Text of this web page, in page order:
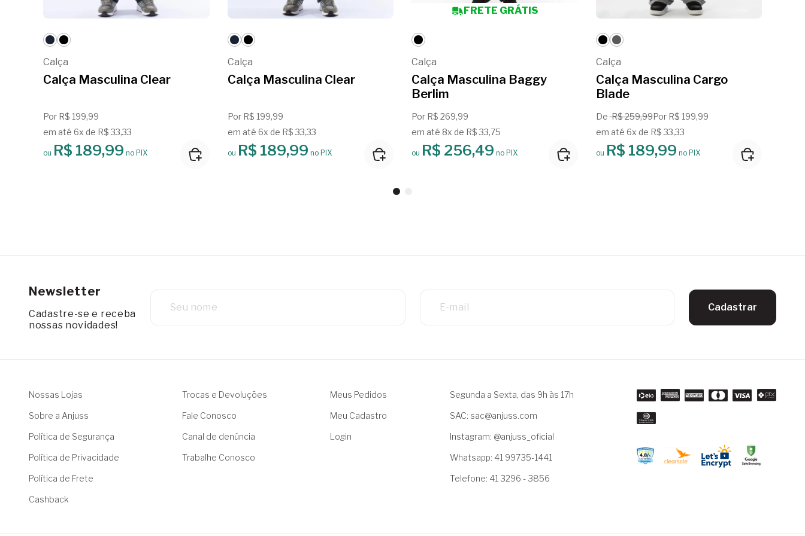
Calça
Calça Masculina Clear
Por R$ 199,99
em até 6x de R$ 33,33
ou R$ 189,99 no PIX
Calça
Calça Masculina Clear
Por R$ 199,99
em até 6x de R$ 33,33
ou R$ 189,99 no PIX
FRETE GRÁTIS
Calça
Calça Masculina Baggy
Berlim
Por R$ 269,99
em até 8x de R$ 33,75
ou R$ 256,49 no PIX
Calça
Calça Masculina Cargo
Blade
DeR$ 259,99Por R$ 199,99
em até 6x de R$ 33,33
ou R$ 189,99 no PIX
Newsletter
Cadastre-se e receba
nossas novidades!
Cadastrar
Nossas Lojas
Sobre a Anjuss
Política de Segurança
Política de Privacidade
Política de Frete
Cashback
Trocas e Devoluções
Fale Conosco
Canal de denúncia
Trabalhe Conosco
Meus Pedidos
Meu Cadastro
Login
Segunda a Sexta, das 9h às 17h
SAC: sac@anjuss.com
Instagram: @anjuss_oficial
Whatsapp: 41 99735-1441
Telefone: 41 3296 - 3856